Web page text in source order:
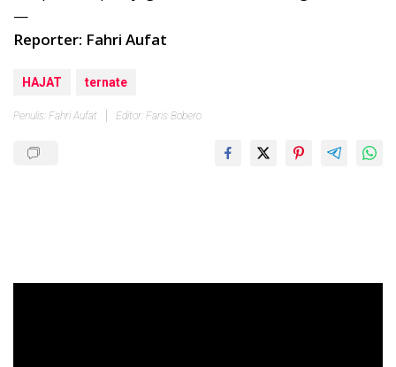
—
Reporter: Fahri Aufat
HAJAT ternate
Penulis: Fahri Aufat Editor: Faris Bobero